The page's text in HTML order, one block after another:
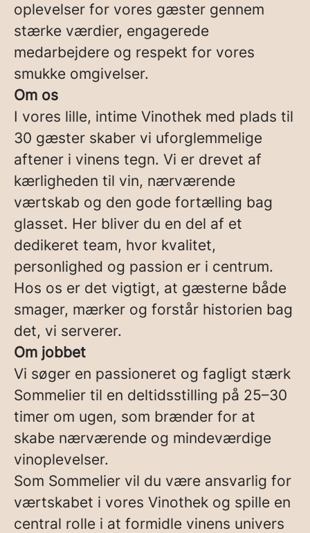
oplevelser for vores gæster gennem
stærke værdier, engagerede
medarbejdere og respekt for vores
smukke omgivelser.
Om os
I vores lille, intime Vinothek med plads til
30 gæster skaber vi uforglemmelige
aftener i vinens tegn. Vi er drevet af
kærligheden til vin, nærværende
værtskab og den gode fortælling bag
glasset. Her bliver du en del af et
dedikeret team, hvor kvalitet,
personlighed og passion er i centrum.
Hos os er det vigtigt, at gæsterne både
smager, mærker og forstår historien bag
det, vi serverer.
Om jobbet
Vi søger en passioneret og fagligt stærk
Sommelier til en deltidsstilling på 25–30
timer om ugen, som brænder for at
skabe nærværende og mindeværdige
vinoplevelser.
Som Sommelier vil du være ansvarlig for
værtskabet i vores Vinothek og spille en
central rolle i at formidle vinens univers